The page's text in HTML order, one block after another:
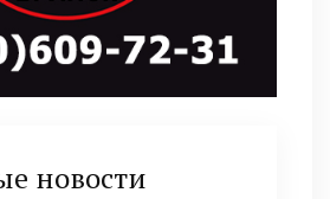
новости